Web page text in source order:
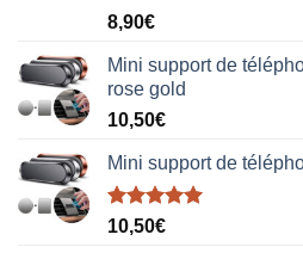
Note5.00
sur 5
8,90€
Mini support de
rose gold
10,50€
Mini support de
Note5.00
sur 5
10,50€